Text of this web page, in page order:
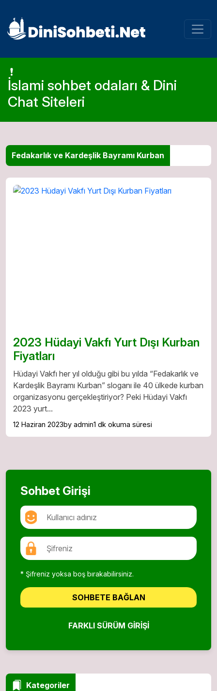
İslami sohbet odaları & Dini
Chat Siteleri
Fedakarlık ve Kardeşlik Bayramı Kurban
2023 Hüdayi Vakfı Yurt Dışı Kurban
Fiyatları
Hüdayi Vakfı her yıl olduğu gibi bu yılda “Fedakarlık ve
Kardeşlik Bayramı Kurban” sloganı ile 40 ülkede kurban
organizasyonu gerçekleştiriyor? Peki Hüdayi Vakfı
2023 yurt...
12 Haziran 2023by admin1 dk okuma süresi
Sohbet Girişi
* Şifreniz yoksa boş bırakabilirsiniz.
SOHBETE BAĞLAN
FARKLI SÜRÜM GIRIŞI
Kategoriler